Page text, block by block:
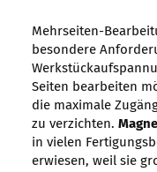
Mehrseiten-
besondere
Seiten bearbeiten
die maximale
zu verzichten.
in vielen
erwiesen, weil sie